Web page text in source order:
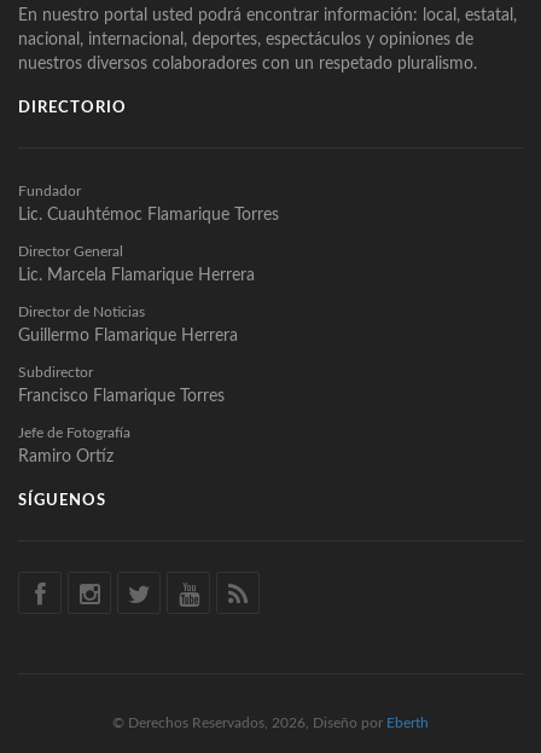
En nuestro portal usted podrá encontrar información: local, estatal,
nacional, internacional, deportes, espectáculos y opiniones de
nuestros diversos colaboradores con un respetado pluralismo.
DIRECTORIO
Fundador
Lic. Cuauhtémoc Flamarique Torres
Director General
Lic. Marcela Flamarique Herrera
Director de Noticias
Guillermo Flamarique Herrera
Subdirector
Francisco Flamarique Torres
Jefe de Fotografía
Ramiro Ortíz
SÍGUENOS
© Derechos Reservados, 2026, Diseño por Eberth